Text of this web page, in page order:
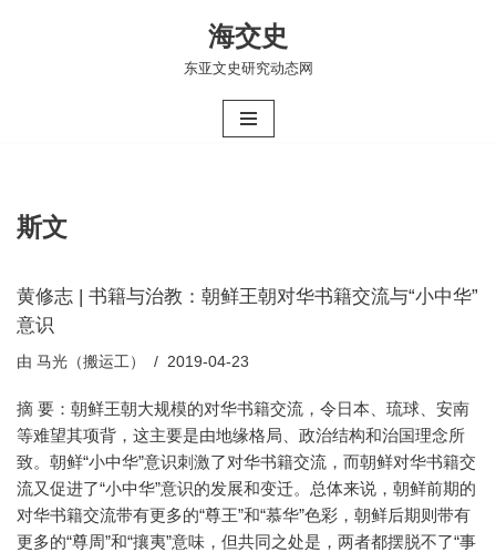
海交史
东亚文史研究动态网
斯文
黄修志 | 书籍与治教：朝鲜王朝对华书籍交流与“小中华”
意识
由 马光（搬运工） 2019-04-23
摘 要：朝鲜王朝大规模的对华书籍交流，令日本、琉球、安南
等难望其项背，这主要是由地缘格局、政治结构和治国理念所
致。朝鲜“小中华”意识刺激了对华书籍交流，而朝鲜对华书籍交
流又促进了“小中华”意识的发展和变迁。总体来说，朝鲜前期的
对华书籍交流带有更多的“尊王”和“慕华”色彩，朝鲜后期则带有
更多的“尊周”和“攘夷”意味，但共同之处是，两者都摆脱不了“事